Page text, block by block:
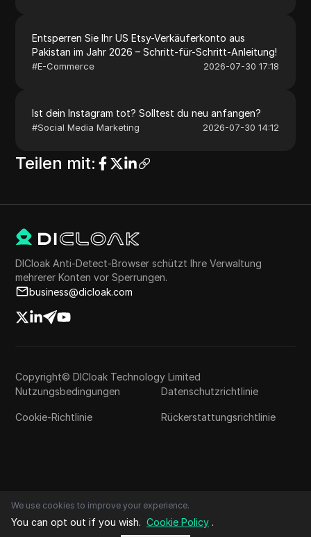
Entsperren Sie Ihr US Etsy-Verkäuferkonto aus
Pakistan im Jahr 2026 – Schritt-für-Schritt-Anleitung!
#E-Commerce 2026-07-30 17:18
Ist dein Instagram tot? Solltest du neu anfangen?
#Social Media Marketing 2026-07-30 14:12
Teilen mit:
DICloak Anti-Detect-Browser schützt Ihre Verwaltung
mehrerer Konten vor Sperrungen.
business@dicloak.com
Copyright© DICloak Technology Limited
Nutzungsbedingungen
Datenschutzrichtlinie
Cookie-Richtlinie Rückerstattungsrichtlinie
We use cookies to improve your experience.
You can opt out if you wish. Cookie Policy .